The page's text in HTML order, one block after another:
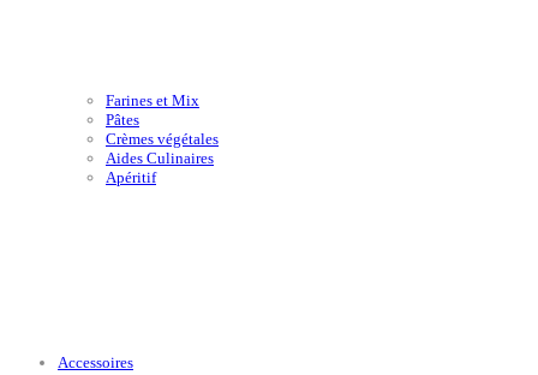
Farines et Mix
Pâtes
Crèmes végétales
Aides Culinaires
Apéritif
Accessoires